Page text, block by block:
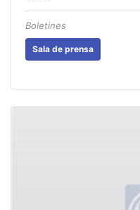
Boletines
Sala de prensa